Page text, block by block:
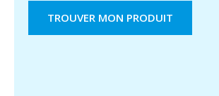
TROUVER MON PRODUIT